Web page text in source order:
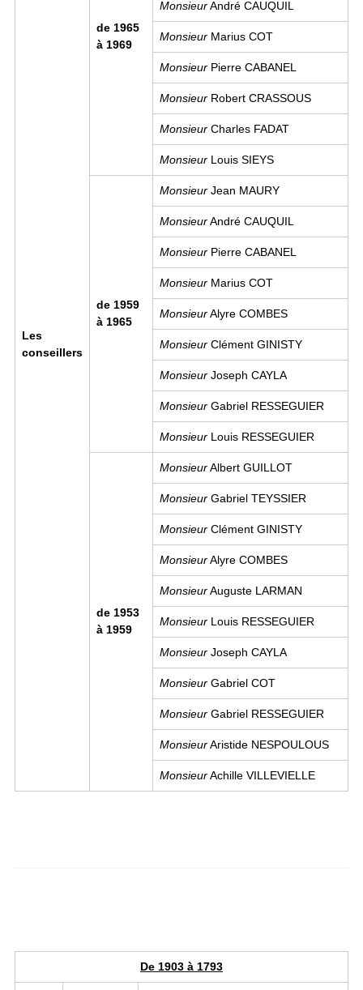
Les
conseillers
de 1965
à 1969
MonsieurAndré CAUQUIL
Monsieur Marius COT
Monsieur Pierre CABANEL
Monsieur Robert CRASSOUS
Monsieur Charles FADAT
Monsieur Louis SIEYS
de 1959
à 1965
Monsieur Jean MAURY
MonsieurAndré CAUQUIL
Monsieur Pierre CABANEL
Monsieur Marius COT
MonsieurAlyre COMBES
Monsieur Clément GINISTY
Monsieur Joseph CAYLA
Monsieur Gabriel RESSEGUIER
Monsieur Louis RESSEGUIER
de 1953
à 1959
MonsieurAlbert GUILLOT
Monsieur Gabriel TEYSSIER
Monsieur Clément GINISTY
MonsieurAlyre COMBES
MonsieurAuguste LARMAN
Monsieur Louis RESSEGUIER
Monsieur Joseph CAYLA
Monsieur Gabriel COT
Monsieur Gabriel RESSEGUIER
MonsieurAristide NESPOULOUS
MonsieurAchille VILLEVIELLE
De 1903 à 1793